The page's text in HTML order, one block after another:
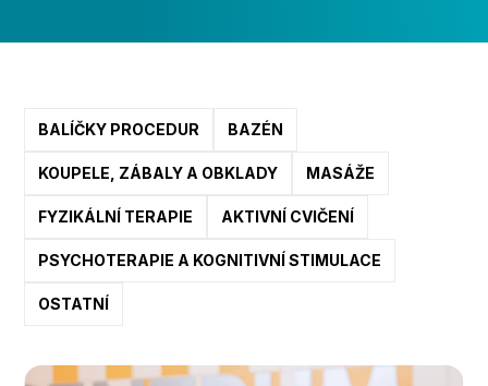
BALÍČKY PROCEDUR BAZÉN
KOUPELE, ZÁBALY A OBKLADY MASÁŽE
FYZIKÁLNÍ TERAPIE AKTIVNÍ CVIČENÍ
PSYCHOTERAPIE A KOGNITIVNÍ STIMULACE
OSTATNÍ